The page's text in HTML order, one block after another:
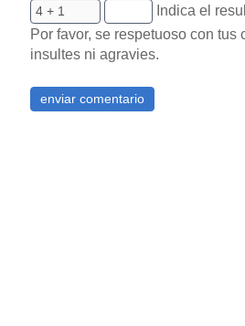
Indica el
Por favor, se respetuoso con tus
insultes ni agravies.